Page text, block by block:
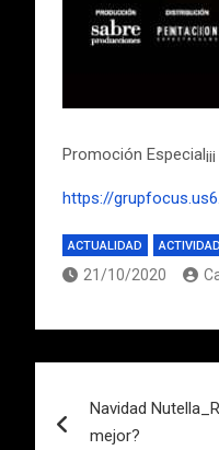
Promoción Especial¡¡¡
https://
ACTUALIDAD
21/10/2020
de
Navidad
mejor?